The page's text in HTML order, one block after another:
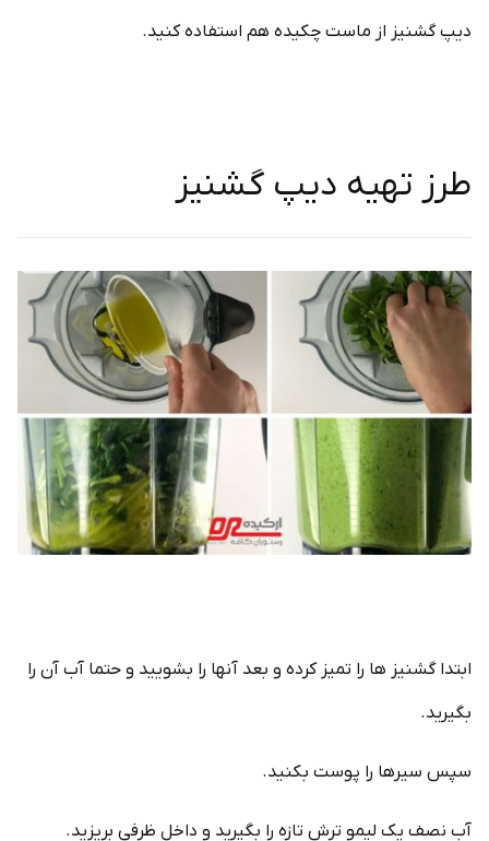
دیپ گشنیز از ماست چکیده هم استفاده کنید.
طرز تهیه دیپ گشنیز
ابتدا گشنیز ها را تمیز کرده و بعد آنها را بشویید و حتما آب آن را
بگیرید.
سپس سیرها را پوست بکنید.
آب نصف یک لیمو ترش تازه را بگیرید و داخل ظرفی بریزید.